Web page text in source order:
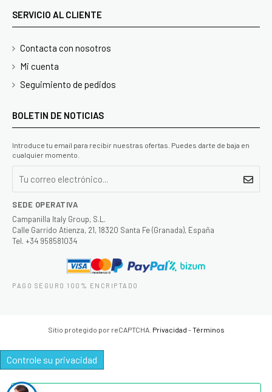
SERVICIO AL CLIENTE
Contacta con nosotros
Mi cuenta
Seguimiento de pedidos
BOLETIN DE NOTICIAS
Introduce tu email para recibir nuestras ofertas. Puedes darte de baja en
cualquier momento.
SEDE OPERATIVA
Campanilla Italy Group, S.L.
Calle Garrido Atienza, 21, 18320 Santa Fe (Granada), España
Tel. +34 958581034
PAGO SEGURO 100% ENCRIPTADO
Sitio protegido por reCAPTCHA. Privacidad -Términos
Controle su privacidad